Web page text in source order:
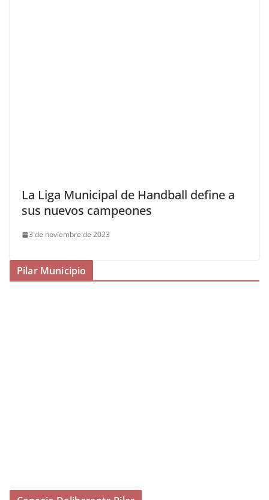
La Liga Municipal de Handball define a
sus nuevos campeones
3 de noviembre de 2023
Pilar Municipio